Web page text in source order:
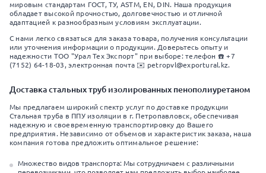
мировым стандартам ГОСТ, ТУ, ASTM, EN, DIN. Наша продукция
обладает высокой прочностью, долговечностью и отличной
адаптацией к разнообразным условиям эксплуатации.
С нами легко связаться для заказа товара, получения консультации
или уточнения информации о продукции. Доверьтесь опыту и
надежности ТОО "Урал Тех Экспорт" при выборе: телефон ☎️ +7
(7152) 64-18-03, электронная почта ✉️ petropvl@exportural.kz.
Доставка стальных труб изолированных пенополиуретаном
Мы предлагаем широкий спектр услуг по доставке продукции
Стальная труба в ППУ изоляции в г. Петропавловск, обеспечивая
надежную и своевременную транспортировку до Вашего
предприятия. Независимо от объемов и характеристик заказа, наша
компания готова предложить оптимальное решение:
Множество видов транспорта: Мы сотрудничаем с различными